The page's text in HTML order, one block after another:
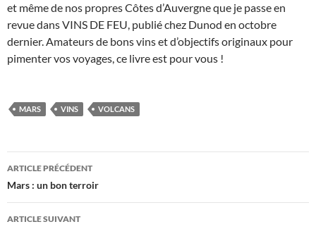
et même de nos propres Côtes d’Auvergne que je passe en
revue dans VINS DE FEU, publié chez Dunod en octobre
dernier. Amateurs de bons vins et d’objectifs originaux pour
pimenter vos voyages, ce livre est pour vous !
MARS VINS VOLCANS
Navigation
des
articles
ARTICLE PRÉCÉDENT
Mars : un bon terroir
ARTICLE SUIVANT